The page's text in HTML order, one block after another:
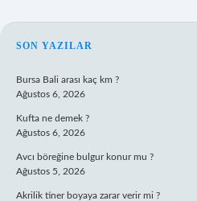
SIDEBAR
SON YAZILAR
Bursa Bali arası kaç km ?
Ağustos 6, 2026
Kufta ne demek ?
Ağustos 6, 2026
Avcı böreğine bulgur konur mu ?
Ağustos 5, 2026
Akrilik tiner boyaya zarar verir mi ?